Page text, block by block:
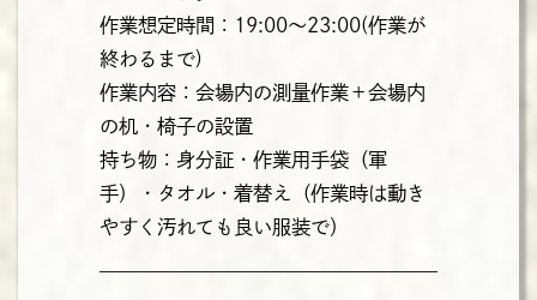
作業想定時間：19:00～23:00(作業が
終わるまで)
作業内容：会場内の測量作業＋会場内
の机・椅子の設置
持ち物：身分証・作業用手袋（軍
手）・タオル・着替え（作業時は動き
やすく汚れても良い服装で）